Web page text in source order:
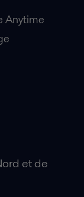
Anytime
et de